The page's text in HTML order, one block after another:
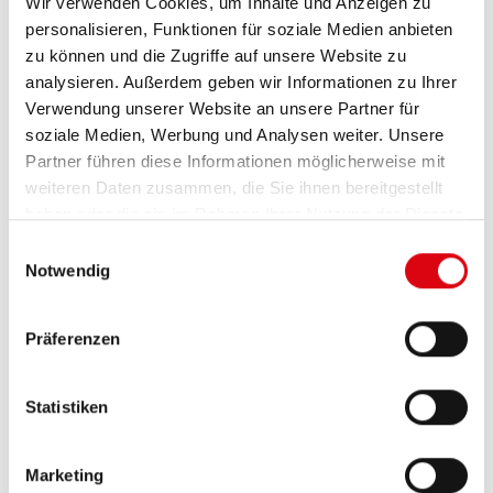
personalisieren, Funktionen für soziale Medien anbieten
zu können und die Zugriffe auf unsere Website zu
analysieren. Außerdem geben wir Informationen zu Ihrer
Verwendung unserer Website an unsere Partner für
soziale Medien, Werbung und Analysen weiter. Unsere
Partner führen diese Informationen möglicherweise mit
weiteren Daten zusammen, die Sie ihnen bereitgestellt
Notwendig
Präferenzen
Statistiken
Marketing
Blei-Säure-
Batterie auf
der
Überholspur